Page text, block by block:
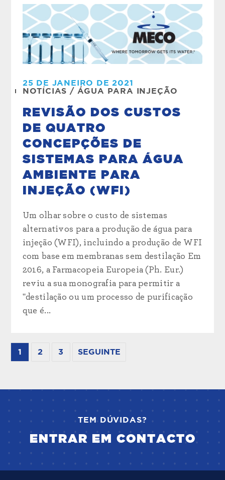
25 DE JANEIRO DE 2021
NOTÍCIAS / ÁGUA PARA INJEÇÃO
REVISÃO DOS CUSTOS
DE QUATRO
CONCEPÇÕES DE
SISTEMAS PARA ÁGUA
AMBIENTE PARA
INJEÇÃO (WFI)
Um olhar sobre o custo de sistemas
alternativos para a produção de água para
injeção (WFI), incluindo a produção de WFI
com base em membranas sem destilação Em
2016, a Farmacopeia Europeia (Ph. Eur.)
reviu a sua monografia para permitir a
"destilação ou um processo de purificação
que é...
1 2 3 SEGUINTE
TEM DÚVIDAS?
ENTRAR EM CONTACTO